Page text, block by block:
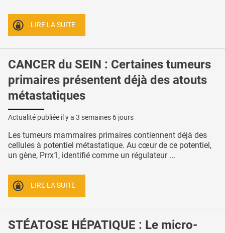
LIRE LA SUITE
CANCER du SEIN : Certaines tumeurs
primaires présentent déjà des atouts
métastatiques
Actualité publiée il y a 3 semaines 6 jours
Les tumeurs mammaires primaires contiennent déjà des
cellules à potentiel métastatique. Au cœur de ce potentiel,
un gène, Prrx1, identifié comme un régulateur ...
LIRE LA SUITE
STÉATOSE HÉPATIQUE : Le micro-